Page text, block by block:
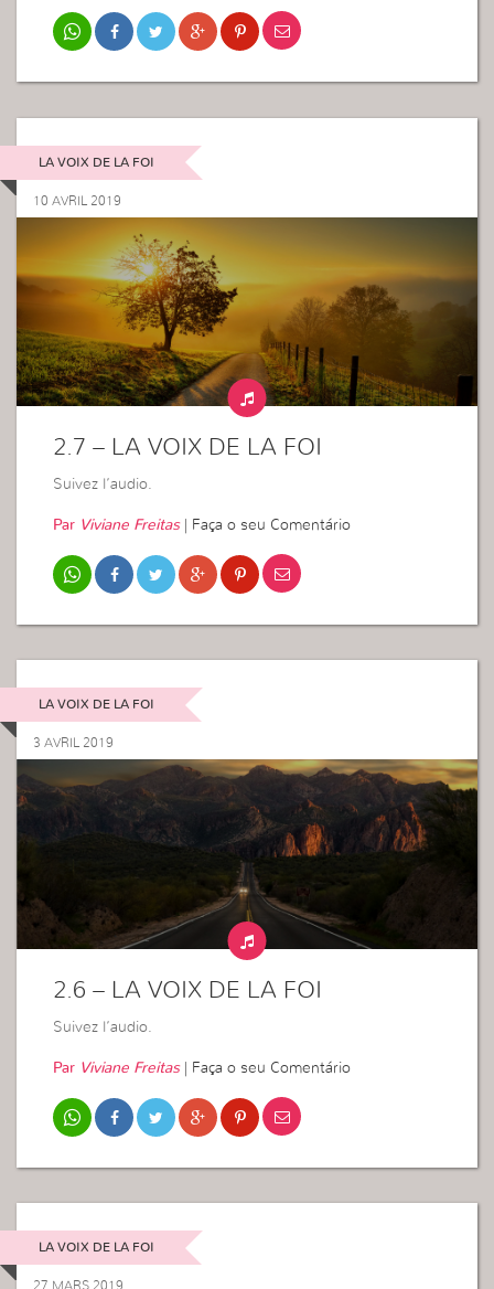
LA VOIX DE LA FOI
10 AVRIL 2019
2.7 – LA VOIX DE LA FOI
Suivez l’audio.
Par Viviane Freitas| Faça o seu Comentário
LA VOIX DE LA FOI
3 AVRIL 2019
2.6 – LA VOIX DE LA FOI
Suivez l’audio.
Par Viviane Freitas| Faça o seu Comentário
LA VOIX DE LA FOI
27 MARS 2019